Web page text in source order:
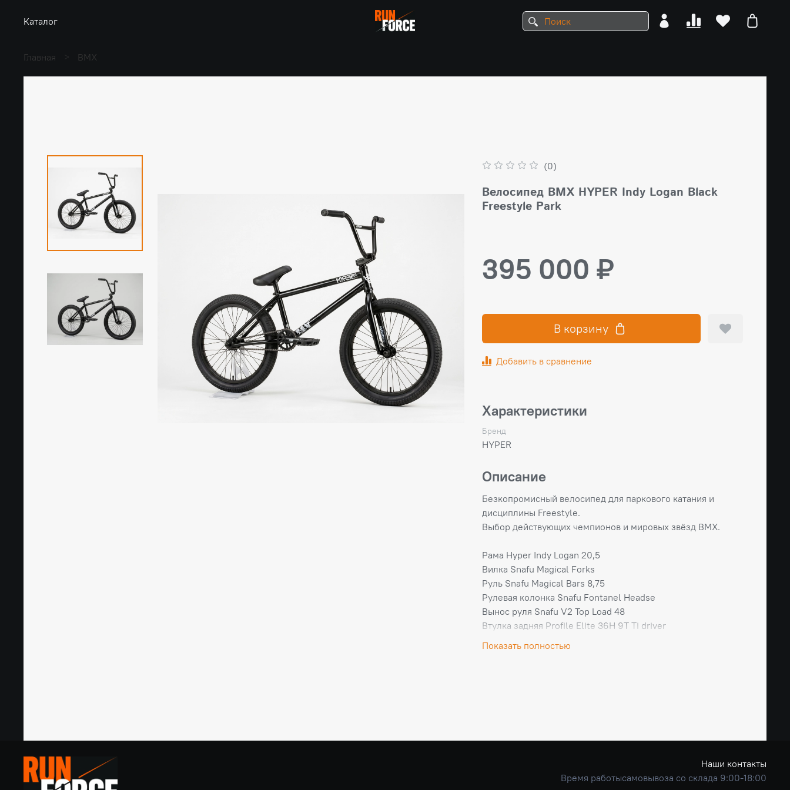
Каталог
Главная BMX
(0)
Велосипед BMX HYPER Indy Logan Black
Freestyle Park
395 000 ₽
В корзину
Добавить в сравнение
Характеристики
Бренд
HYPER
Описание
Безкопромисный велосипед для паркового катания и
дисциплины Freestyle.
Выбор действующих чемпионов и мировых звёзд BMX.
Рама Hyper Indy Logan 20,5
Вилка Snafu Magical Forks
Руль Snafu Magical Bars 8,75
Рулевая колонка Snafu Fontanel Headse
Вынос руля Snafu V2 Top Load 48
Втулка задняя Profile Elite 36H 9T Ti driver
Камера RideNow
Каретка Colony BB Kit Mid 22 мм
Показать полностью
Наши контакты
Время работысамовывоза со склада 9:00-18:00